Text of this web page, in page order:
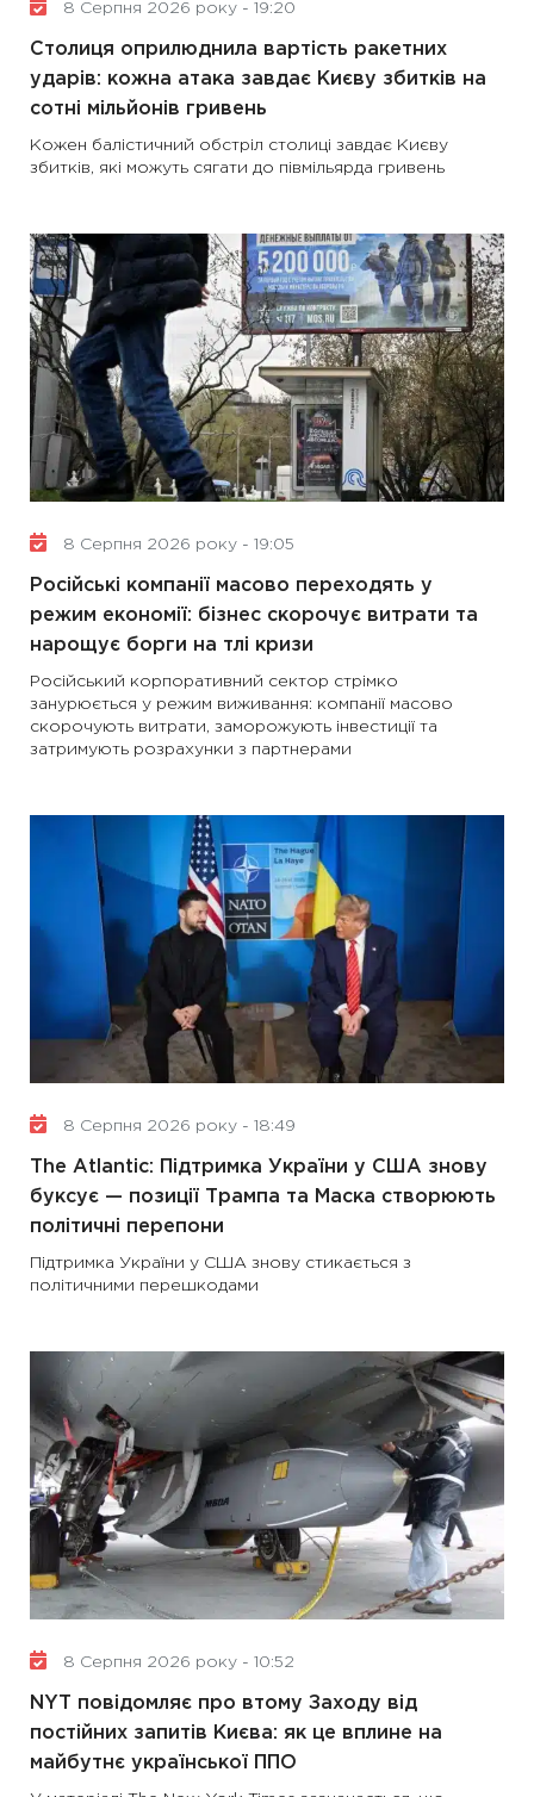
8 Серпня 2026 року - 19:20
Столиця оприлюднила вартість ракетних
ударів: кожна атака завдає Києву збитків на
сотні мільйонів гривень
Кожен балістичний обстріл столиці завдає Києву
збитків, які можуть сягати до півмільярда гривень
8 Серпня 2026 року - 19:05
Російські компанії масово переходять у
режим економії: бізнес скорочує витрати та
нарощує борги на тлі кризи
Російський корпоративний сектор стрімко
занурюється у режим виживання: компанії масово
скорочують витрати, заморожують інвестиції та
затримують розрахунки з партнерами
8 Серпня 2026 року - 18:49
The Atlantic: Підтримка України у США знову
буксує — позиції Трампа та Маска створюють
політичні перепони
Підтримка України у США знову стикається з
політичними перешкодами
8 Серпня 2026 року - 10:52
NYT повідомляє про втому Заходу від
постійних запитів Києва: як це вплине на
майбутнє української ППО